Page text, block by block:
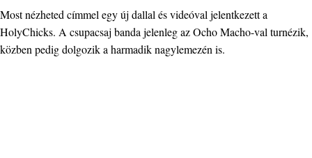
Most nézheted címmel egy új dallal és videóval jelentkezett a
HolyChicks. A csupacsaj banda jelenleg az Ocho Macho-val turnézik,
közben pedig dolgozik a harmadik nagylemezén is.